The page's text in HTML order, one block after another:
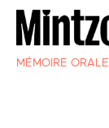
MÉMOIRE